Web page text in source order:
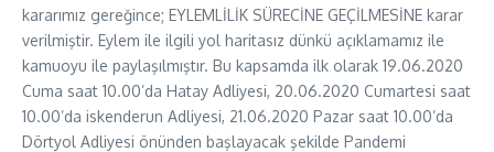
kararımız gereğince; EYLEMLİLİK SÜRECİNE GEÇİLMESİNE karar
verilmiştir. Eylem ile ilgili yol haritasız dünkü açıklamamız ile
kamuoyu ile paylaşılmıştır. Bu kapsamda ilk olarak 19.06.2020
Cuma saat 10.00’da Hatay Adliyesi, 20.06.2020 Cumartesi saat
10.00’da iskenderun Adliyesi, 21.06.2020 Pazar saat 10.00’da
Dörtyol Adliyesi önünden başlayacak şekilde Pandemi